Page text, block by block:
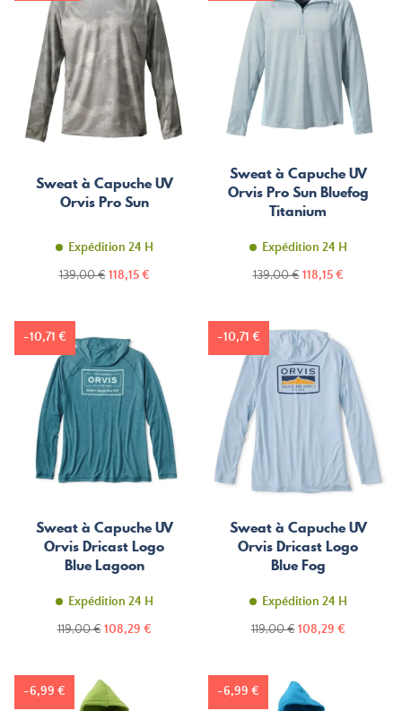
Sweat à Capuche UV
Orvis Pro Sun
Expédition 24 H
Prix
139,00 € Prix
118,15 €
Sweat à Capuche UV
Orvis Pro Sun Bluefog
Titanium
Expédition 24 H
Prix
139,00 € Prix
118,15 €
Sweat à Capuche UV
Orvis Dricast Logo
Blue Lagoon
Expédition 24 H
Prix
119,00 € Prix
108,29 €
-10,71 €
Sweat à Capuche UV
Orvis Dricast Logo
Blue Fog
Expédition 24 H
Prix
119,00 € Prix
108,29 €
-10,71 €
-6,99 € -6,99 €